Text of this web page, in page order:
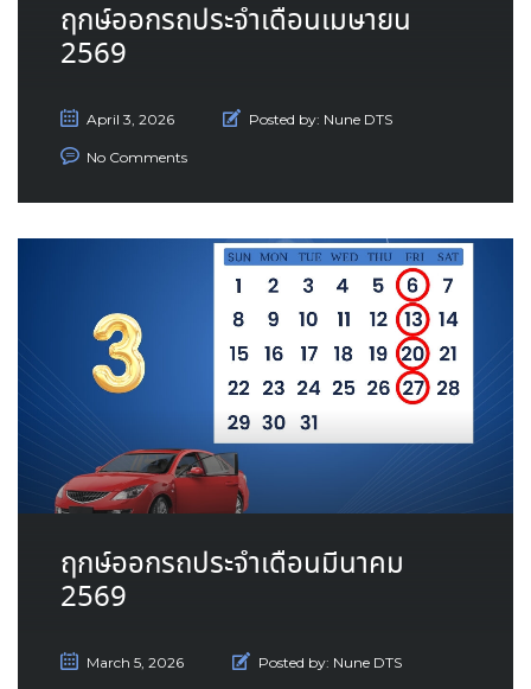
ฤกษ์ออกรถประจำเดือนเมษายน
2569
April 3, 2026 Posted by: Nune DTS
No Comments
ฤกษ์ออกรถประจำเดือนมีนาคม
2569
March 5, 2026 Posted by: Nune DTS